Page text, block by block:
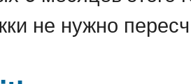
не нужно